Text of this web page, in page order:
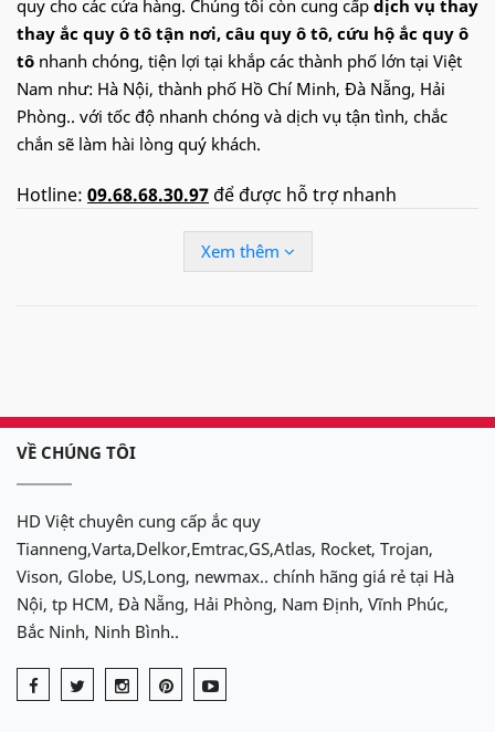
quy cho các cửa hàng. Chúng tôi còn cung cấp dịch vụ thay
thay ắc quy ô tô tận nơi, câu quy ô tô, cứu hộ ắc quy ô
tô nhanh chóng, tiện lợi tại khắp các thành phố lớn tại Việt
Nam như: Hà Nội, thành phố Hồ Chí Minh, Đà Nẵng, Hải
Phòng.. với tốc độ nhanh chóng và dịch vụ tận tình, chắc
chắn sẽ làm hài lòng quý khách.
Hotline: 09.68.68.30.97 để được hỗ trợ nhanh
cho xeHummer
Xem thêm
VỀ CHÚNG TÔI
HD Việt chuyên cung cấp ắc quy
Tianneng,Varta,Delkor,Emtrac,GS,Atlas, Rocket, Trojan,
Vison, Globe, US,Long, newmax.. chính hãng giá rẻ tại Hà
Nội, tp HCM, Đà Nẵng, Hải Phòng, Nam Định, Vĩnh Phúc,
Bắc Ninh, Ninh Bình..